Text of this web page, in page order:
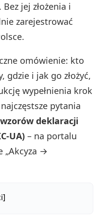
. Bez jej złożenia i
zarejestrować
omówienie: kto
gdzie i jak go złożyć,
wypełnienia krok
pytania
deklaracji
– na portalu
„Akcyza →